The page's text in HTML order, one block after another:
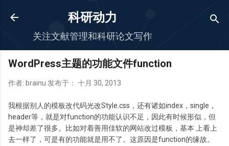
跳至主要内容
科研动力
关注文献管理和科研论文写作
WordPress主题的功能文件function
作者: brainu 发布于： 十月 30, 2013
我根据别人的模板改代码光改Style.css，还有诸如index，single，
header等，就是对function的功能认识不足，因此有时候形似，但
是神却差了很多。比如对着善用佳软的网站改过模板，基本 上看上
去一样了，可是有的功能就是用不了。这原因是function的缘故。